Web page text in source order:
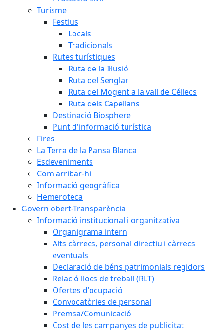
Turisme
Festius
Locals
Tradicionals
Rutes turístiques
Ruta de la Il·lusió
Ruta del Senglar
Ruta del Mogent a la vall de Céllecs
Ruta dels Capellans
Destinació Biosphere
Punt d'informació turística
Fires
La Terra de la Pansa Blanca
Esdeveniments
Com arribar-hi
Informació geogràfica
Hemeroteca
Govern obert-Transparència
Informació institucional i organitzativa
Organigrama intern
Alts càrrecs, personal directiu i càrrecs
eventuals
Declaració de béns patrimonials regidors
Relació llocs de treball (RLT)
Ofertes d'ocupació
Convocatòries de personal
Premsa/Comunicació
Cost de les campanyes de publicitat